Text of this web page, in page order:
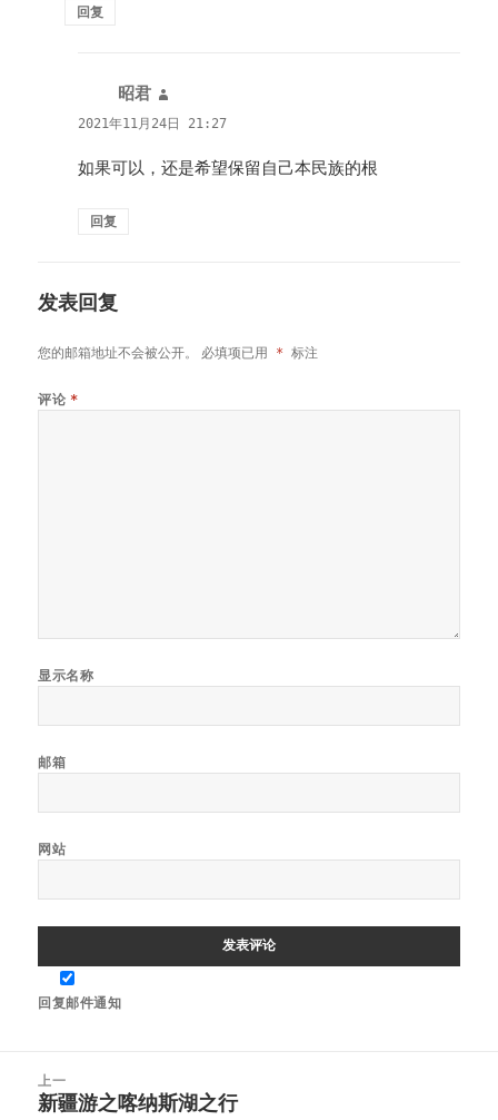
回复
昭君
道：
2021年11月24日 21:27
如果可以，还是希望保留自己本民族的根
回复
发表回复
您的邮箱地址不会被公开。 必填项已用 * 标注
评论 *
显示名称
邮箱
网站
回复邮件通知
上一
上
新疆游之喀纳斯湖之行